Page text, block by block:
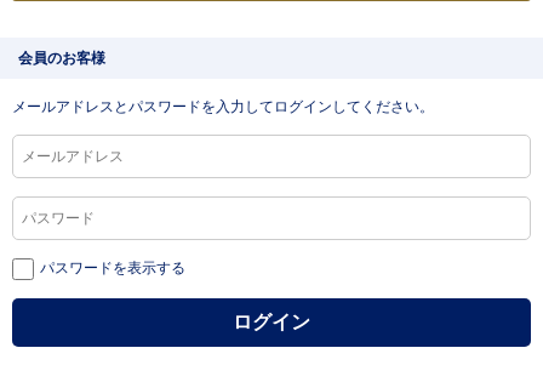
会員のお客様
メールアドレスとパスワードを入力してログインしてください。
パスワードを表示する